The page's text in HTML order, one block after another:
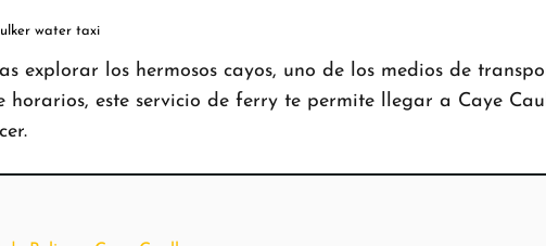
water taxi
explorar los hermosos cayos, uno de los medios de
este servicio de ferry te permite llegar a Caye